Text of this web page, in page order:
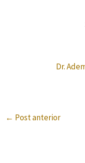
Dr.
← Post anterior